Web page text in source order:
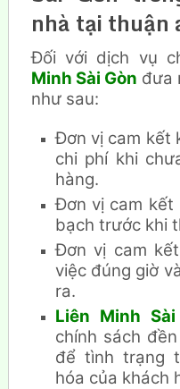
nhà tại thuận
Đối với dịch vụ
Minh Sài Gòn đưa
như sau:
Đơn vị cam kết
chi phí khi
hàng.
Đơn vị cam kết
bạch trước khi
Đơn vị cam
việc đúng giờ
ra.
Liên Minh Sài
chính sách
để tình trạng
hóa của khách